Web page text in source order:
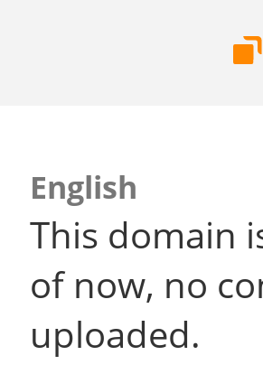
English
This domain
of now, no
uploaded.